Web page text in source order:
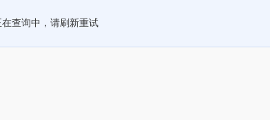
在查询中，请刷新重试